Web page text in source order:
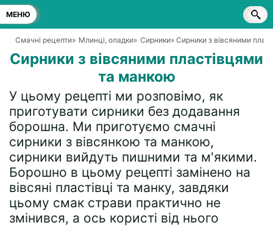
МЕНЮ
Смачні рецепти» Млинці, оладки» Сирники» Сирники з вівсяними
Сирники з вівсяними пластівцями
та манкою
У цьому рецепті ми розповімо, як
приготувати сирники без додавання
борошна. Ми приготуємо смачні
сирники з вівсянкою та манкою,
сирники вийдуть пишними та м'якими.
Борошно в цьому рецепті замінено на
вівсяні пластівці та манку, завдяки
цьому смак страви практично не
змінився, а ось користі від нього